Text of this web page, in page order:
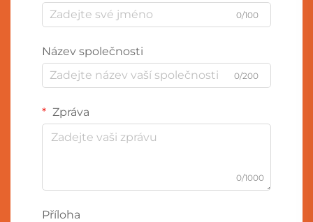
0/100
Název společnosti
0/200
Zpráva
0/1000
Příloha